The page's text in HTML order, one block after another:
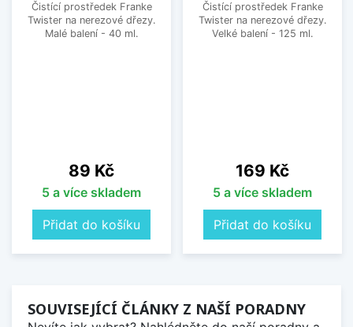
Čistící prostředek Franke
Twister na nerezové dřezy.
Malé balení - 40 ml.
Cena
89 Kč
5 a více skladem
Přidat do košíku
Čistící prostředek Franke
Twister na nerezové dřezy.
Velké balení - 125 ml.
Cena
169 Kč
5 a více skladem
Přidat do košíku
SOUVISEJÍCÍ ČLÁNKY Z NAŠÍ PORADNY